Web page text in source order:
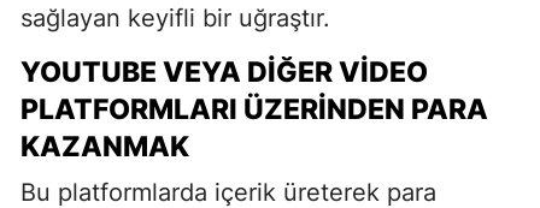
sağlayan keyifli bir uğraştır.
YOUTUBE VEYA DIĞER VIDEO
PLATFORMLARI ÜZERINDEN PARA
KAZANMAK
Bu platformlarda içerik üreterek para